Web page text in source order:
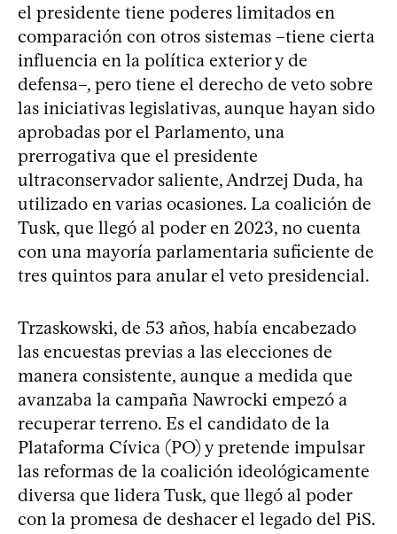
el presidente tiene poderes limitados en
comparación con otros sistemas –tiene cierta
influencia en la política exterior y de
defensa–, pero tiene el derecho de veto sobre
las iniciativas legislativas, aunque hayan sido
aprobadas por el Parlamento, una
prerrogativa que el presidente
ultraconservador saliente, Andrzej Duda, ha
utilizado en varias ocasiones. La coalición de
Tusk, que llegó al poder en 2023, no cuenta
con una mayoría parlamentaria suficiente de
tres quintos para anular el veto presidencial.
Trzaskowski, de 53 años, había encabezado
las encuestas previas a las elecciones de
manera consistente, aunque a medida que
avanzaba la campaña Nawrocki empezó a
recuperar terreno. Es el candidato de la
Plataforma Cívica (PO) y pretende impulsar
las reformas de la coalición ideológicamente
diversa que lidera Tusk, que llegó al poder
con la promesa de deshacer el legado del PiS.